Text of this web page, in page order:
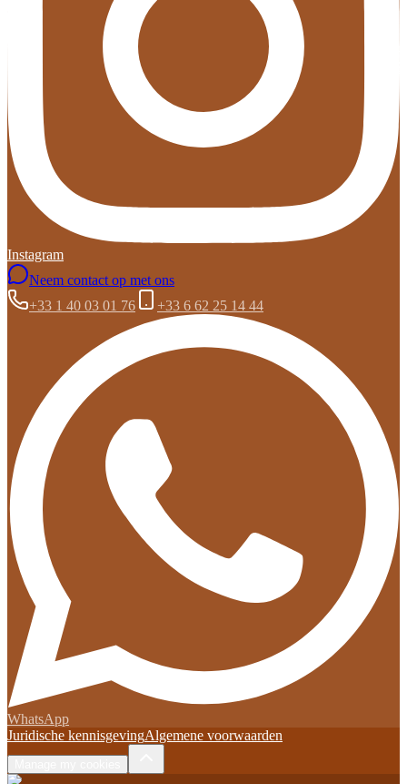
Instagram
Neem contact op met ons
+33 1 40 03 01 76
+33 6 62 25 14 44
WhatsApp
Juridische kennisgevingAlgemene voorwaarden